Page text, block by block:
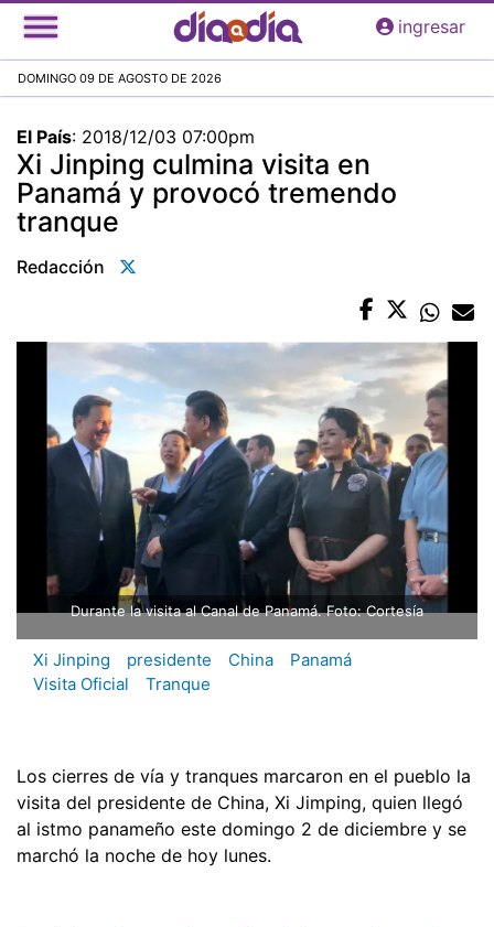
Pasar
al
principal
ingresar
DOMINGO 09 DE AGOSTO DE 2026
El País: 2018/12/03 07:00pm
Xi Jinping culmina visita en
Panamá y provocó tremendo
tranque
Redacción
Durante la visita al Canal de Panamá. Foto: Cortesía
Xi Jinping presidente China
Panamá
Visita Oficial
Tranque
Los cierres de vía y tranques marcaron en el pueblo la
visita del presidente de China, Xi Jimping, quien llegó
al istmo panameño este domingo 2 de diciembre y se
marchó la noche de hoy lunes.